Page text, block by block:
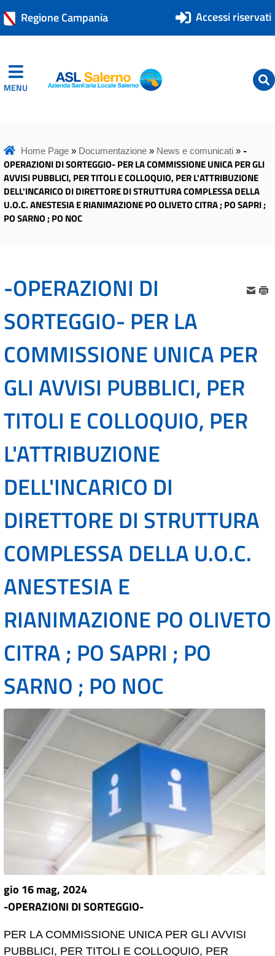
Regione Campania Accessi riservati
MENU ASL Salerno
ASL Salerno
Home Page» Documentazione» News e comunicati» -
OPERAZIONI DI SORTEGGIO- PER LA COMMISSIONE UNICA PER GLI
AVVISI PUBBLICI, PER TITOLI E COLLOQUIO, PER L'ATTRIBUZIONE
DELL'INCARICO DI DIRETTORE DI STRUTTURA COMPLESSA DELLA
U.O.C. ANESTESIA E RIANIMAZIONE PO OLIVETO CITRA ; PO SAPRI ;
PO SARNO ; PO NOC
-OPERAZIONI DI
SORTEGGIO- PER LA
COMMISSIONE UNICA PER
GLI AVVISI PUBBLICI, PER
TITOLI E COLLOQUIO, PER
L'ATTRIBUZIONE
DELL'INCARICO DI
DIRETTORE DI STRUTTURA
COMPLESSA DELLA U.O.C.
ANESTESIA E
RIANIMAZIONE PO OLIVETO
CITRA ; PO SAPRI ; PO
SARNO ; PO NOC
gio 16 mag, 2024
-OPERAZIONI DI SORTEGGIO-
PER LA COMMISSIONE UNICA PER GLI AVVISI
PUBBLICI, PER TITOLI E COLLOQUIO, PER